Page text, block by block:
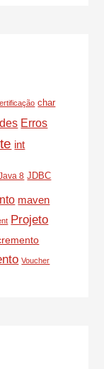
char
Erros
int
8 JDBC
maven
Projeto
Voucher